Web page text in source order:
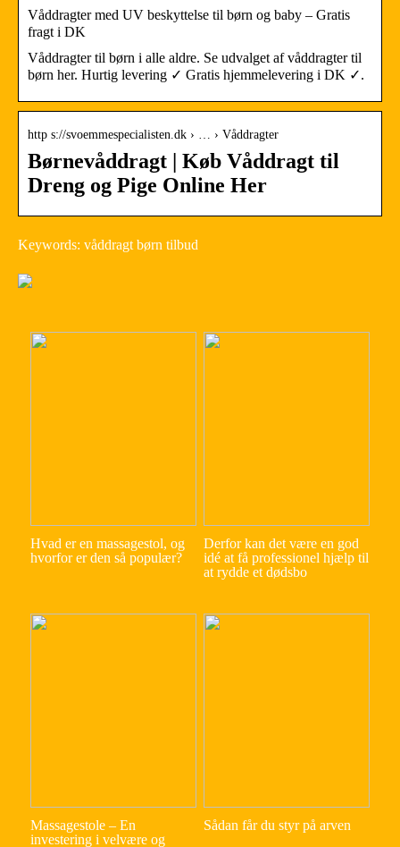
Våddragter med UV beskyttelse til børn og baby – Gratis
fragt i DK
Våddragter til børn i alle aldre. Se udvalget af våddragter til
børn her. Hurtig levering ✓ Gratis hjemmelevering i DK ✓.
http s://svoemmespecialisten.dk › … › Våddragter
Børnevåddragt | Køb Våddragt til
Dreng og Pige Online Her
Keywords: våddragt børn tilbud
Hvad er en massagestol, og
hvorfor er den så populær?
Derfor kan det være en god
idé at få professionel hjælp til
at rydde et dødsbo
Massagestole – En
investering i velvære og
Sådan får du styr på arven